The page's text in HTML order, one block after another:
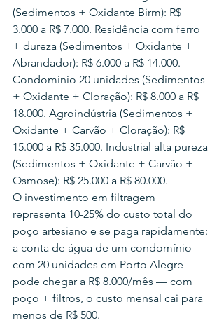
(Sedimentos + Oxidante Birm): R$
3.000 a R$ 7.000. Residência com ferro
+ dureza (Sedimentos + Oxidante +
Abrandador): R$ 6.000 a R$ 14.000.
Condomínio 20 unidades (Sedimentos
+ Oxidante + Cloração): R$ 8.000 a R$
18.000. Agroindústria (Sedimentos +
Oxidante + Carvão + Cloração): R$
15.000 a R$ 35.000. Industrial alta pureza
(Sedimentos + Oxidante + Carvão +
Osmose): R$ 25.000 a R$ 80.000.
O investimento em filtragem
representa 10-25% do custo total do
poço artesiano e se paga rapidamente:
a conta de água de um condomínio
com 20 unidades em Porto Alegre
pode chegar a R$ 8.000/mês — com
poço + filtros, o custo mensal cai para
menos de R$ 500.